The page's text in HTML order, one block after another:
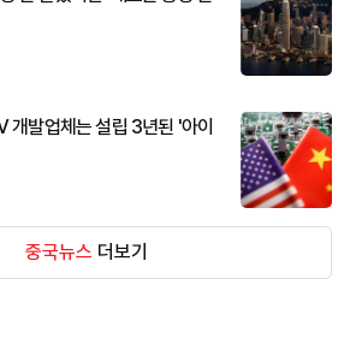
개발업체는 설립 3년된 '아이
중국뉴스 더보기